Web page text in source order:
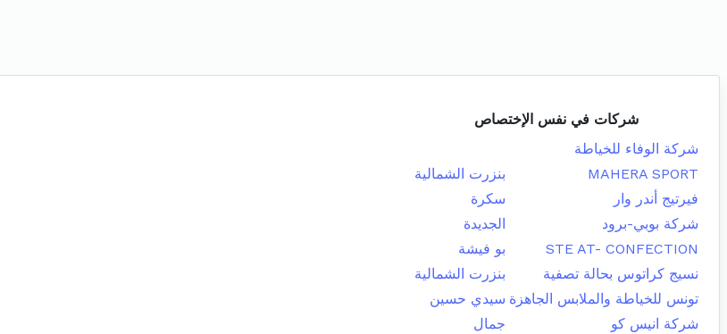
شركات في نفس الإختصاص
شركة الوفاء للخياطة
MAHERA SPORT
بنزرت الشمالية
فيرتيج أندر وار
سكرة
شركة بوبي-برود
الجديدة
STE AT- CONFECTION
بو فيشة
نسيج كراتوس بحالة تصفية
بنزرت الشمالية
تونس للخياطة والملابس الجاهزة سيدي حسين
شركة انيس كو
جمال